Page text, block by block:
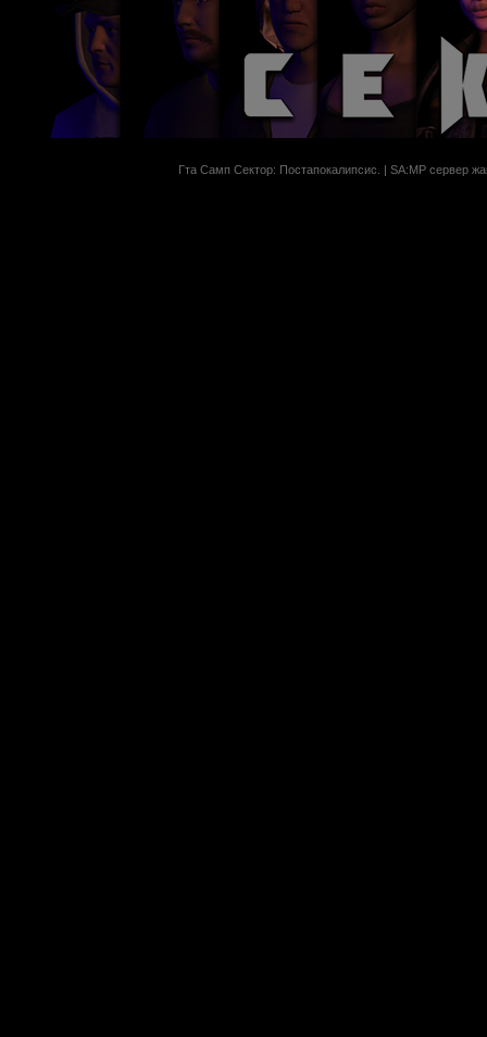
Гта Самп Сектор: Постапокалипсиc. | SA:MP сервер